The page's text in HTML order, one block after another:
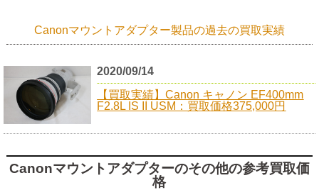
Canonマウントアダプター製品の過去の買取実績
2020/09/14
【買取実績】Canon キャノン EF400mm
F2.8L IS II USM：買取価格375,000円
Canonマウントアダプターのその他の参考買取価
格